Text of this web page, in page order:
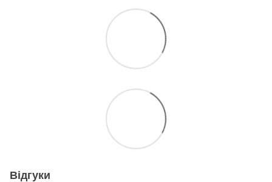
Відгуки